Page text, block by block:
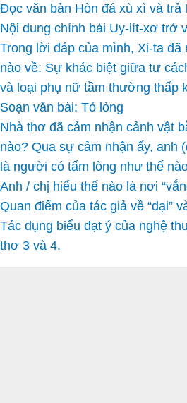
Đọc văn bản Hòn đá xù xì và trả
Nội dung chính bài Uy-lít-xơ trở
Trong lời đáp của mình, Xi-ta đã
nào về: Sự khác biệt giữa tư
và loại phụ nữ tầm thường thấp
Soạn văn bài: Tỏ lòng
Nhà thơ đã cảm nhận cảnh vật
nào? Qua sự cảm nhận ấy, anh
là người có tấm lòng như thế
Anh / chị hiểu thế nào là nơi
Quan điểm của tác giả về “dại”
Tác dụng biểu đạt ý của nghệ
thơ 3 và 4.